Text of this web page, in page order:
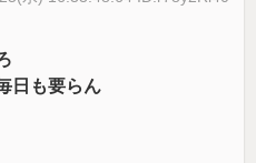
日も要らん